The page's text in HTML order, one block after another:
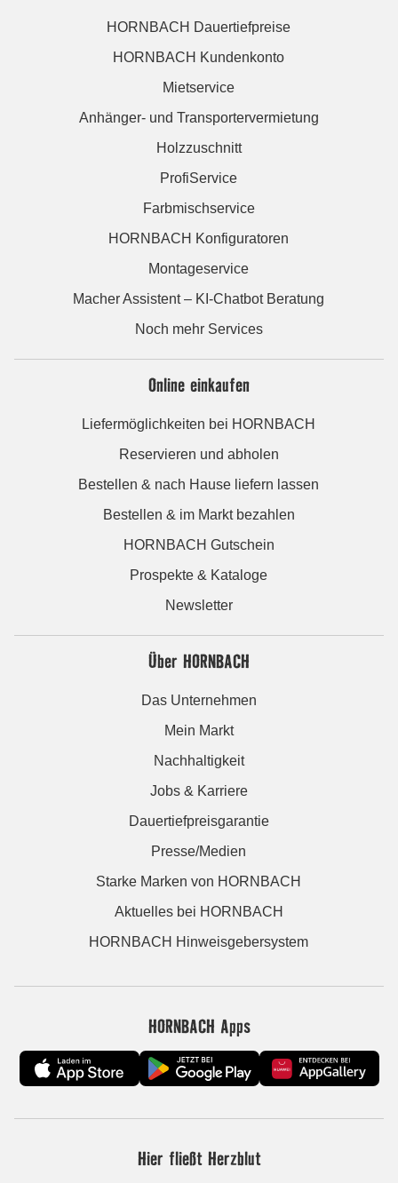
HORNBACH Dauertiefpreise
HORNBACH Kundenkonto
Mietservice
Anhänger- und Transportervermietung
Holzzuschnitt
ProfiService
Farbmischservice
HORNBACH Konfiguratoren
Montageservice
Macher Assistent – KI-Chatbot Beratung
Noch mehr Services
Online einkaufen
Liefermöglichkeiten bei HORNBACH
Reservieren und abholen
Bestellen & nach Hause liefern lassen
Bestellen & im Markt bezahlen
HORNBACH Gutschein
Prospekte & Kataloge
Newsletter
Über HORNBACH
Das Unternehmen
Mein Markt
Nachhaltigkeit
Jobs & Karriere
Dauertiefpreisgarantie
Presse/Medien
Starke Marken von HORNBACH
Aktuelles bei HORNBACH
HORNBACH Hinweisgebersystem
HORNBACH Apps
Hier fließt Herzblut